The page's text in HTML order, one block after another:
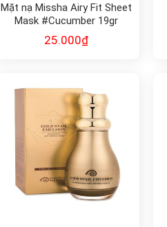
Mặt nạ Missha Airy Fit Sheet
Mask #Cucumber 19gr
25.000₫